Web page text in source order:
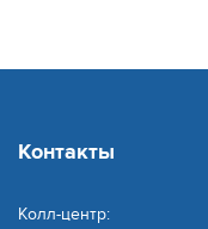
Контакты
Колл-центр: